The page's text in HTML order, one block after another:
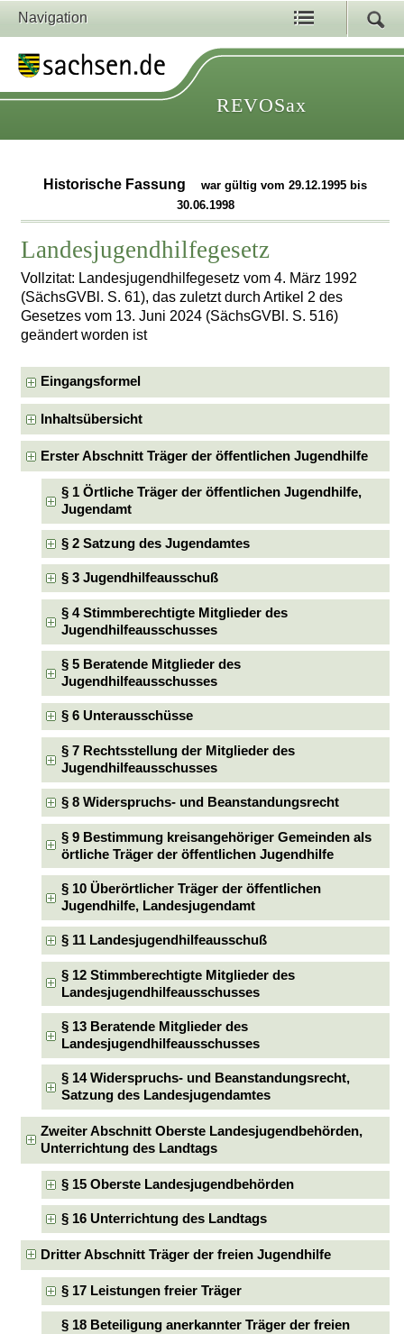
Navigation
REVOSax
Historische Fassung
war gültig vom 29.12.1995 bis
30.06.1998
Landesjugendhilfegesetz
Vollzitat: Landesjugendhilfegesetz vom 4. März 1992
(SächsGVBl. S. 61), das zuletzt durch Artikel 2 des
Gesetzes vom 13. Juni 2024 (SächsGVBl. S. 516)
geändert worden ist
Eingangsformel
Inhaltsübersicht
Erster Abschnitt Träger der öffentlichen Jugendhilfe
§ 1 Örtliche Träger der öffentlichen Jugendhilfe,
Jugendamt
§ 2 Satzung des Jugendamtes
§ 3 Jugendhilfeausschuß
§ 4 Stimmberechtigte Mitglieder des
Jugendhilfeausschusses
§ 5 Beratende Mitglieder des
Jugendhilfeausschusses
§ 6 Unterausschüsse
§ 7 Rechtsstellung der Mitglieder des
Jugendhilfeausschusses
§ 8 Widerspruchs- und Beanstandungsrecht
§ 9 Bestimmung kreisangehöriger Gemeinden als
örtliche Träger der öffentlichen Jugendhilfe
§ 10 Überörtlicher Träger der öffentlichen
Jugendhilfe, Landesjugendamt
§ 11 Landesjugendhilfeausschuß
§ 12 Stimmberechtigte Mitglieder des
Landesjugendhilfeausschusses
§ 13 Beratende Mitglieder des
Landesjugendhilfeausschusses
§ 14 Widerspruchs- und Beanstandungsrecht,
Satzung des Landesjugendamtes
Zweiter Abschnitt Oberste Landesjugendbehörden,
Unterrichtung des Landtags
§ 15 Oberste Landesjugendbehörden
§ 16 Unterrichtung des Landtags
Dritter Abschnitt Träger der freien Jugendhilfe
§ 17 Leistungen freier Träger
§ 18 Beteiligung anerkannter Träger der freien